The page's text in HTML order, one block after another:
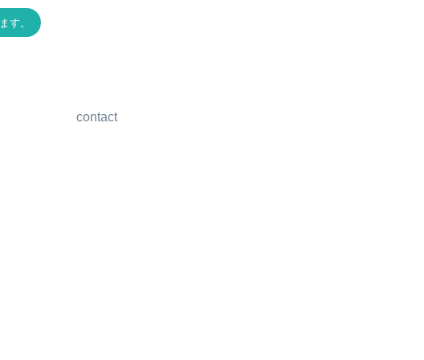
す。
contact